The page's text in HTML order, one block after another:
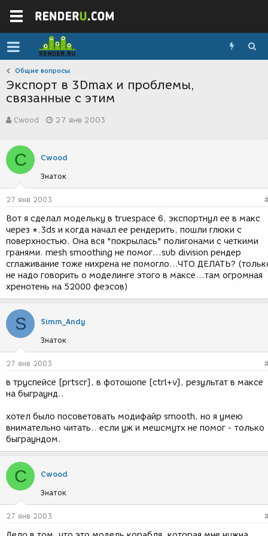
Общие вопросы
Экспорт в 3Dmax и проблемы,
связанные с этим
в
о
р
т
е
м
ы
Cwood
а
с
з
д
и
я
27 янв 2003
C Cwood
Знаток
27 янв 2003
Вот я сделал модельку в truespace 6, экспортнул ее в макс
через *.3ds и когда начал ее рендерить, пошли глюки с
поверхностью. Она вся "покрылась" полигонами с четкими
гранями. mesh smoothing не помог...sub division рендер
сглаживание тоже нихрена не помогло...ЧТО ДЕЛАТЬ?
не надо говорить о моделинге этого в максе...там огромная
хренотень на 52000 феэсов)
S Simm_Andy
Знаток
27 янв 2003
в труспейсе [prtscr], в фотошопе [ctrl+v], результат в максе
на быграунд..
хотел было посоветовать модифайр smooth, но я умею
внимательно читать.. если уж и мешсмутх не помог - только
быграундом.
C Cwood
Знаток
27 янв 2003